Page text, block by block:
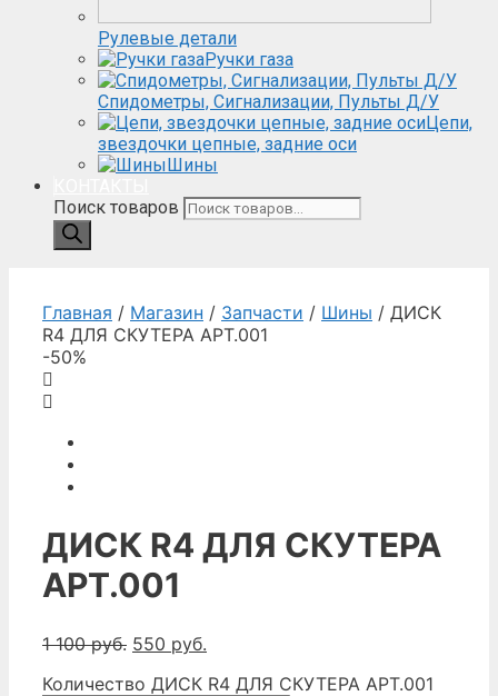
Рулевые детали
Ручки газа
Спидометры, Сигнализации, Пульты Д/У
Цепи,
звездочки цепные, задние оси
Шины
Поиск товаров
Главная / Магазин / Запчасти / Шины / ДИСК
R4 ДЛЯ СКУТЕРА АРТ.001
-50%
ДИСК R4 ДЛЯ СКУТЕРА
АРТ.001
1 100руб. 550 руб.
Количество ДИСК R4 ДЛЯ СКУТЕРА АРТ.001